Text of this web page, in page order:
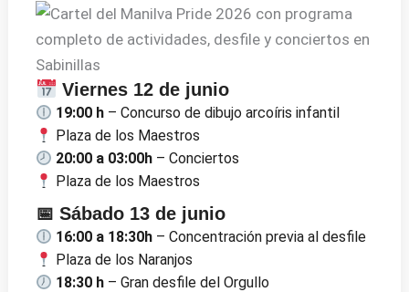
Viernes 12 de junio
19:00 h – Concurso de dibujo arcoíris infantil
Plaza de los Maestros
20:00 a 03:00h – Conciertos
Plaza de los Maestros
📅 Sábado 13 de junio
16:00 a 18:30h – Concentración previa al desfile
Plaza de los Naranjos
18:30 h – Gran desfile del Orgullo